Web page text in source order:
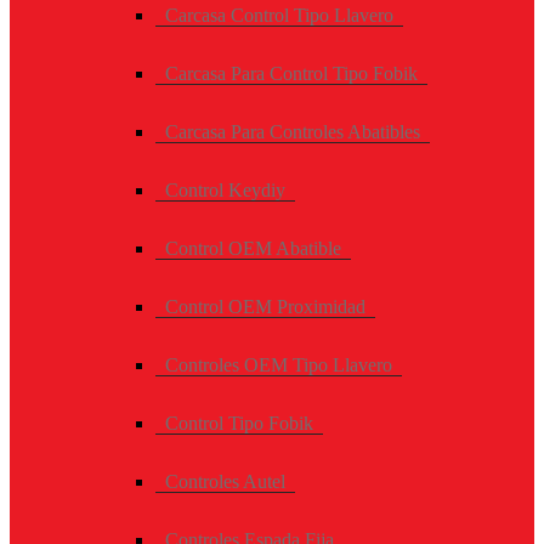
Carcasa Control Tipo Llavero
Carcasa Para Control Tipo Fobik
Carcasa Para Controles Abatibles
Control Keydiy
Control OEM Abatible
Control OEM Proximidad
Controles OEM Tipo Llavero
Control Tipo Fobik
Controles Autel
Controles Espada Fija